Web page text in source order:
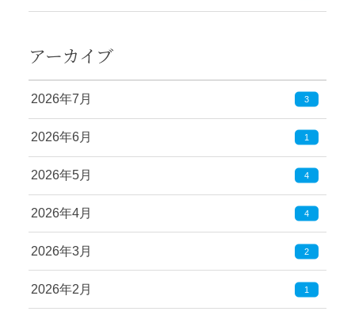
アーカイブ
2026年7月 3
2026年6月 1
2026年5月 4
2026年4月 4
2026年3月 2
2026年2月 1